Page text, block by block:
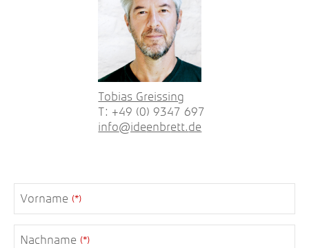
Tobias Greissing
T: +49 (0) 9347 697
info@ideenbrett.de
Vorname (*)
Nachname (*)